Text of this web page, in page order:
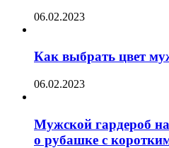
06.02.2023
Как выбрать цвет
06.02.2023
Мужской гардероб
о рубашке с